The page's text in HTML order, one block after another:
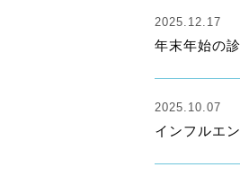
2025.12.17
年末年始の
2025.10.07
インフルエ